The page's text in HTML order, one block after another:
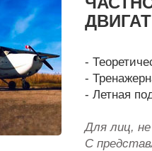
-
-
- Летная
Для лиц,
С